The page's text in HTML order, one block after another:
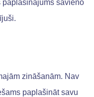
paplašinājums savieno
zināšanām. Nav
paplašināt savu